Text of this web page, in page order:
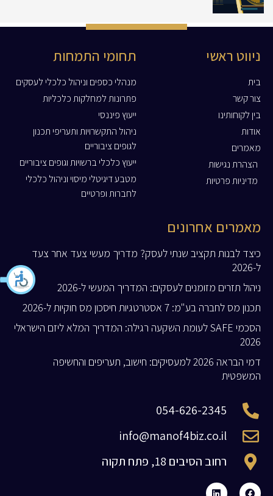
ניווט ראשי
בית
צור קשר
בין לקוחותינו
אודות
מאמרים
הצהרת נגישות
מדיניות פרטיות
תחומי התמחות
מנהלי כספים וניהול כלכלי לעסקים
פתרונות למחלקות כלכליות
ייעוץ פיננסי
ניהול התקשרויות ותעריפי תכנון
לגופים ציבוריים
ייעוץ כלכלי ברשויות וגופים ציבוריים
מטבע דיגיטלי מיסוי וניהול כלכלי
לחברות ופרטיים
מאמרים אחרונים
כיצד לבנות תקציב שנתי לעסק? מדריך מעשי צעד אחר צעד
ל-2026
ניהול תזרים מזומנים לעסקים: המדריך המעשי ל-2026
תכנון מס לחברה בע"מ: 7 אסטרטגיות חיסכון מס חוקיות ל-2026
הסכמי SAFE לעומת השקעה רגילה: המדריך המלא ליזם הישראלי
2026
דמי הבראה 2026 למעסיקים: חישוב, תעריפים והחשיפה
המשפטית
054-626-2345
info@manof4biz.co.il
רחוב הסיבים 18, פתח תקוה